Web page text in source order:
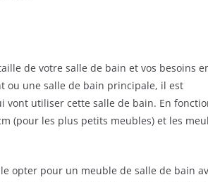
de votre salle de bain et vos besoins
ou une salle de bain principale, il est
vont utiliser cette salle de bain. En
(pour les plus petits meubles) et les
opter pour un meuble de salle de bain